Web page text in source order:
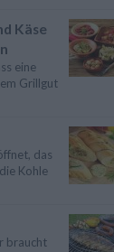
Käse
eine
Grillgut
das
Kohle
braucht